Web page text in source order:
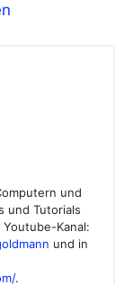
und
und Tutorials
Kanal:
und in
.